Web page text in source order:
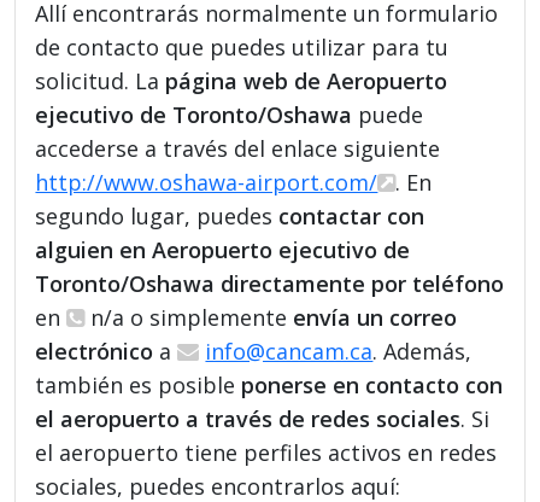
Allí encontrarás normalmente un formulario
de contacto que puedes utilizar para tu
solicitud. La página web de Aeropuerto
ejecutivo de Toronto/Oshawa puede
accederse a través del enlace siguiente
http://www.oshawa-airport.com/
. En
segundo lugar, puedes contactar con
alguien en Aeropuerto ejecutivo de
Toronto/Oshawa directamente por teléfono
en
n/a o simplemente envía un correo
electrónico a info@cancam.ca. Además,
también es posible ponerse en contacto con
el aeropuerto a través de redes sociales. Si
el aeropuerto tiene perfiles activos en redes
sociales, puedes encontrarlos aquí: